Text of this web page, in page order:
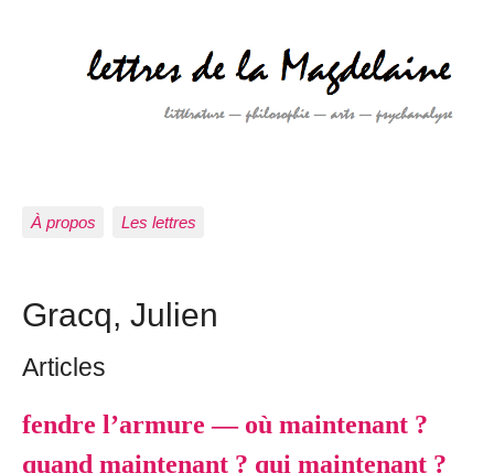
À propos Les lettres
Gracq, Julien
Articles
fendre l’armure — où maintenant ?
quand maintenant ? qui maintenant ?